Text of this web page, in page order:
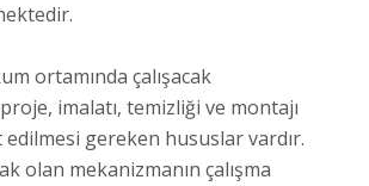
ortamında çalışacak
imalatı, temizliği ve montajı
edilmesi gereken hususlar vardır.
olan mekanizmanın çalışma